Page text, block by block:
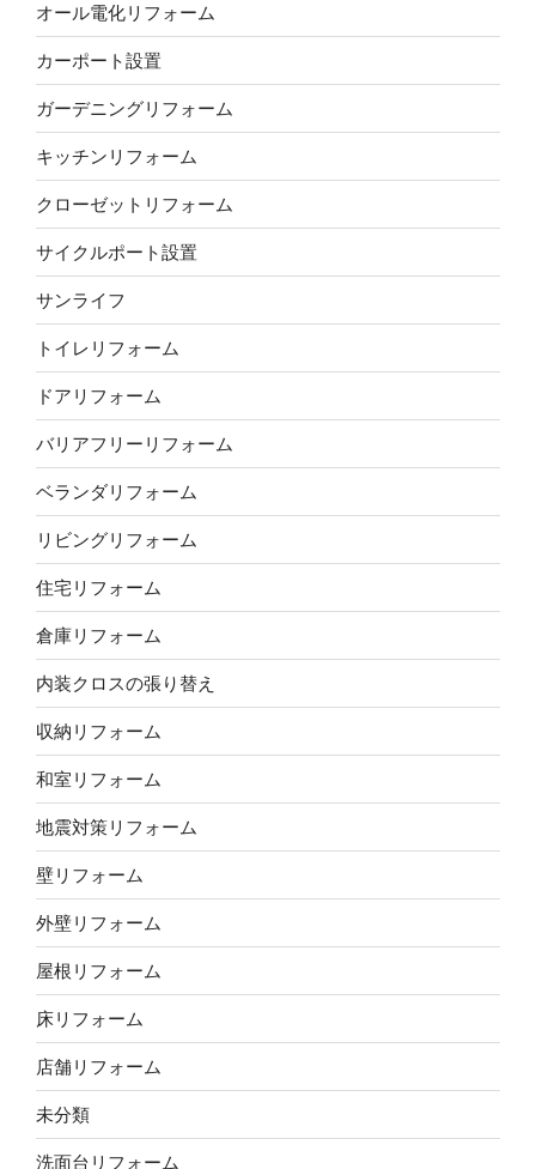
オール電化リフォーム
カーポート設置
ガーデニングリフォーム
キッチンリフォーム
クローゼットリフォーム
サイクルポート設置
サンライフ
トイレリフォーム
ドアリフォーム
バリアフリーリフォーム
ベランダリフォーム
リビングリフォーム
住宅リフォーム
倉庫リフォーム
内装クロスの張り替え
収納リフォーム
和室リフォーム
地震対策リフォーム
壁リフォーム
外壁リフォーム
屋根リフォーム
床リフォーム
店舗リフォーム
未分類
洗面台リフォーム